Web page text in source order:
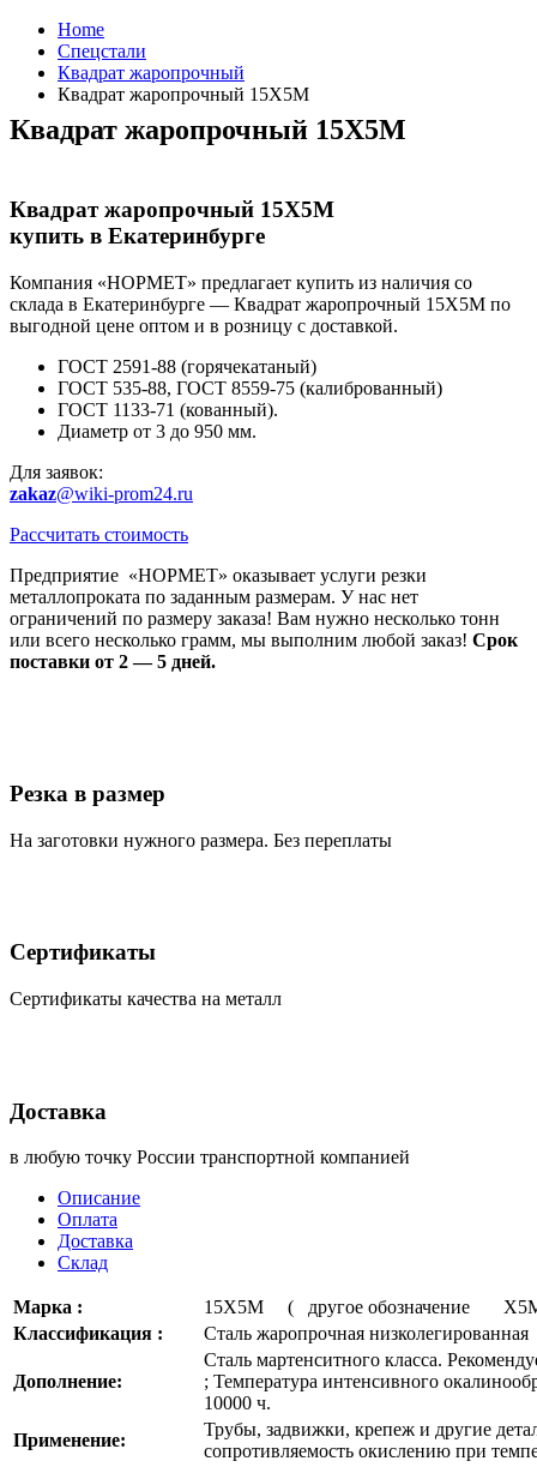
Home
Спецстали
Квадрат жаропрочный
Квадрат жаропрочный 15Х5М
Квадрат жаропрочный 15Х5М
Квадрат жаропрочный 15Х5М
купить в Екатеринбурге
Компания «НОРМЕТ» предлагает купить из наличия со
склада в Екатеринбурге — Квадрат жаропрочный 15Х5М по
выгодной цене оптом и в розницу с доставкой.
ГОСТ 2591-88 (горячекатаный)
ГОСТ 535-88, ГОСТ 8559-75 (калиброванный)
ГОСТ 1133-71 (кованный).
Диаметр от 3 до 950 мм.
Для заявок:
zakaz@wiki-prom24.ru
Рассчитать стоимость
Предприятие «НОРМЕТ» оказывает услуги резки
металлопроката по заданным размерам. У нас нет
ограничений по размеру заказа! Вам нужно несколько тонн
или всего несколько грамм, мы выполним любой заказ! Срок
поставки от 2 — 5 дней.
Резка в размер
На заготовки нужного размера. Без переплаты
Сертификаты
Сертификаты качества на металл
Доставка
в любую точку России транспортной компанией
Описание
Оплата
Доставка
Склад
Марка :
15Х5М ( другое обозначение
Классификация :
Сталь жаропрочная низколегированная
Дополнение:
Сталь мартенситного класса.
; Температура интенсивного
10000 ч.
Применение:
Трубы, задвижки, крепеж и другие
сопротивляемость окислению при